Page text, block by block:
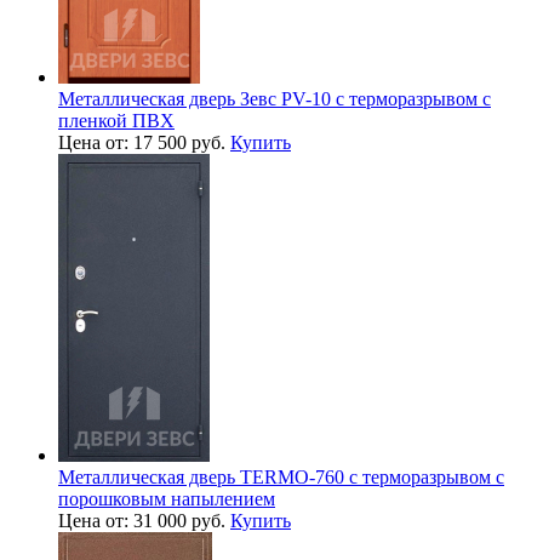
Металлическая дверь Зевс PV-10 с терморазрывом с
пленкой ПВХ
Цена от: 17 500 руб. Купить
Металлическая дверь TERMO-760 с терморазрывом с
порошковым напылением
Цена от: 31 000 руб. Купить